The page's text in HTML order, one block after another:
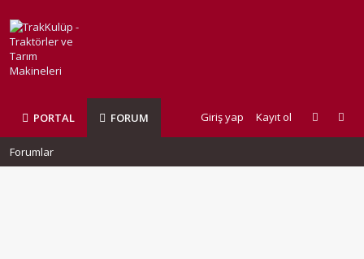
PORTAL FORUM Giriş yap Kayıt ol
Forumlar